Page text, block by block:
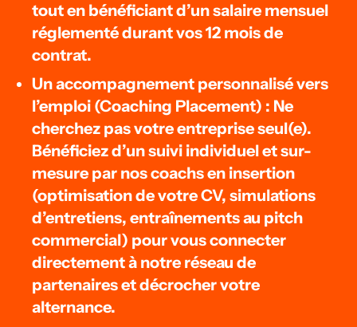
tout en bénéficiant d’un salaire mensuel
réglementé durant vos 12 mois de
contrat.
Un accompagnement personnalisé vers
l’emploi (Coaching Placement) : Ne
cherchez pas votre entreprise seul(e).
Bénéficiez d’un suivi individuel et sur-
mesure par nos coachs en insertion
(optimisation de votre CV, simulations
d’entretiens, entraînements au pitch
commercial) pour vous connecter
directement à notre réseau de
partenaires et décrocher votre
alternance.